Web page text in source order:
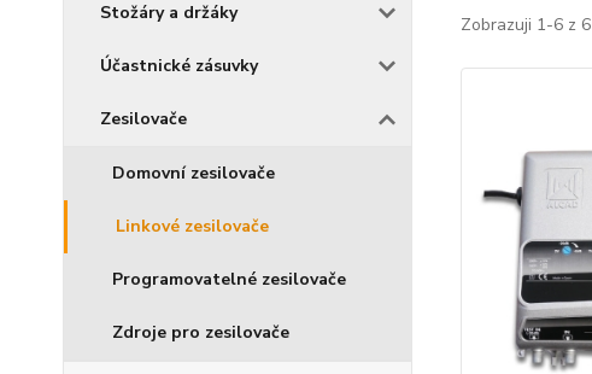
Stožáry a držáky
Účastnické zásuvky
Zesilovače
Domovní zesilovače
Linkové zesilovače
Programovatelné zesilovače
Zdroje pro zesilovače
Zobrazuji 1-6 z 6